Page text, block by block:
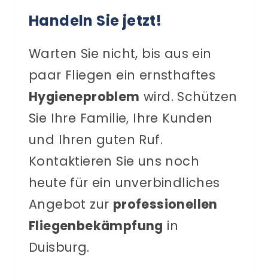
Handeln Sie jetzt!
Warten Sie nicht, bis aus ein
paar Fliegen ein ernsthaftes
Hygieneproblem wird. Schützen
Sie Ihre Familie, Ihre Kunden
und Ihren guten Ruf.
Kontaktieren Sie uns noch
heute für ein unverbindliches
Angebot zur professionellen
Fliegenbekämpfung in
Duisburg.